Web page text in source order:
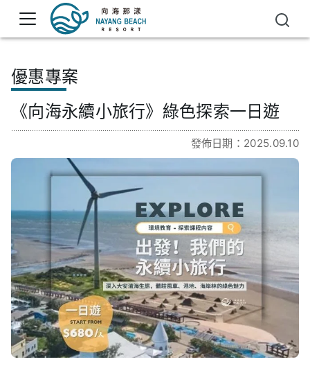
優惠專案
《向海永續小旅行》綠色探索一日遊
發佈日期：2025.09.10